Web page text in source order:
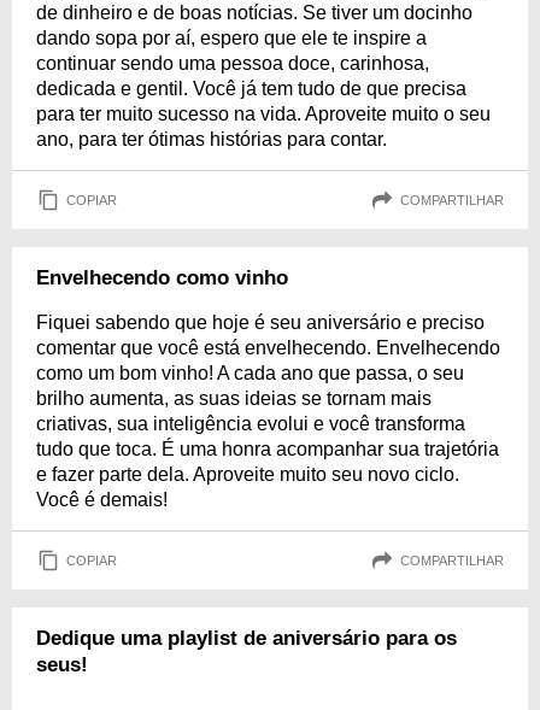
de dinheiro e de boas notícias. Se tiver um docinho
dando sopa por aí, espero que ele te inspire a
continuar sendo uma pessoa doce, carinhosa,
dedicada e gentil. Você já tem tudo de que precisa
para ter muito sucesso na vida. Aproveite muito o seu
ano, para ter ótimas histórias para contar.
COPIAR COMPARTILHAR
Envelhecendo como vinho
Fiquei sabendo que hoje é seu aniversário e preciso
comentar que você está envelhecendo. Envelhecendo
como um bom vinho! A cada ano que passa, o seu
brilho aumenta, as suas ideias se tornam mais
criativas, sua inteligência evolui e você transforma
tudo que toca. É uma honra acompanhar sua trajetória
e fazer parte dela. Aproveite muito seu novo ciclo.
Você é demais!
COPIAR COMPARTILHAR
Dedique uma playlist de aniversário para os
seus!